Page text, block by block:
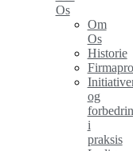
Os
Om
Os
Historie
og
i
praksis